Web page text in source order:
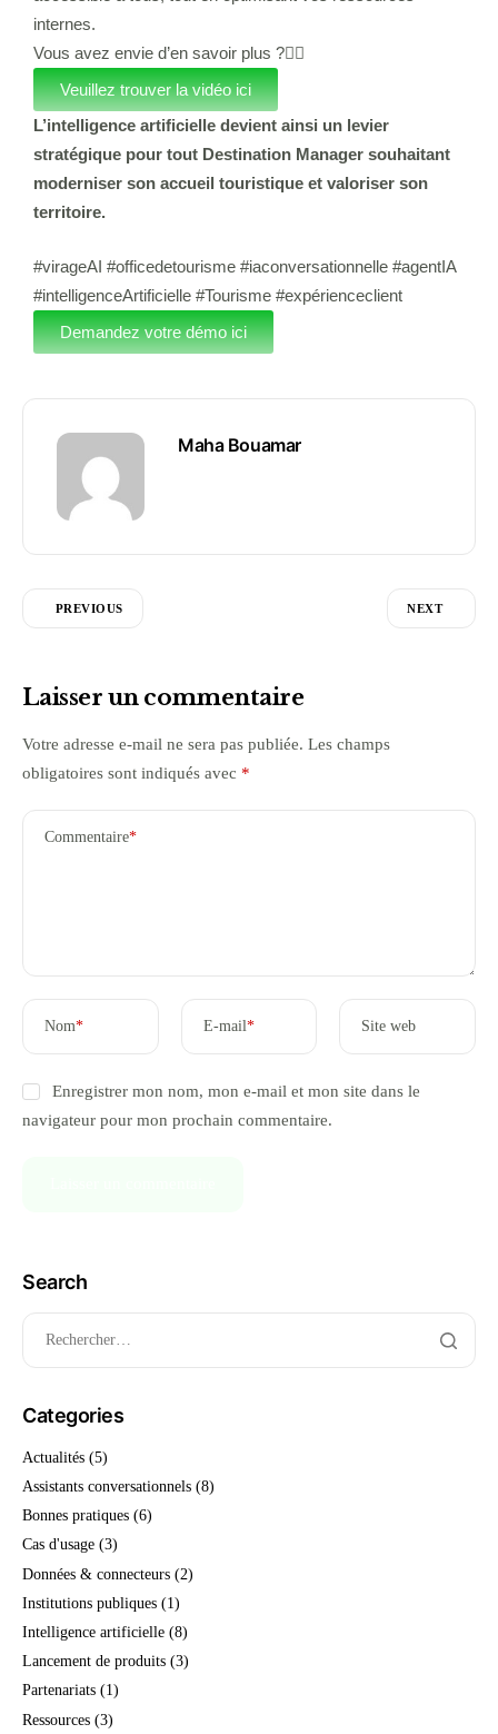
internes.
Vous avez envie d’en savoir plus ?👇🏻
Veuillez trouver la vidéo ici
L’intelligence artificielle devient ainsi un levier
stratégique pour tout Destination Manager souhaitant
moderniser son accueil touristique et valoriser son
territoire.
#virageAI #officedetourisme #iaconversationnelle #agentIA
#intelligenceArtificielle #Tourisme #expérienceclient
Demandez votre démo ici
Maha Bouamar
PREVIOUS NEXT
Laisser un commentaire
Votre adresse e-mail ne sera pas publiée. Les champs
obligatoires sont indiqués avec *
Commentaire*
Nom* E-mail* Site web
Enregistrer mon nom, mon e-mail et mon site dans le
navigateur pour mon prochain commentaire.
Search
Categories
Actualités (5)
Assistants conversationnels (8)
Bonnes pratiques (6)
Cas d'usage (3)
Données & connecteurs (2)
Institutions publiques (1)
Intelligence artificielle (8)
Lancement de produits (3)
Partenariats (1)
Ressources (3)